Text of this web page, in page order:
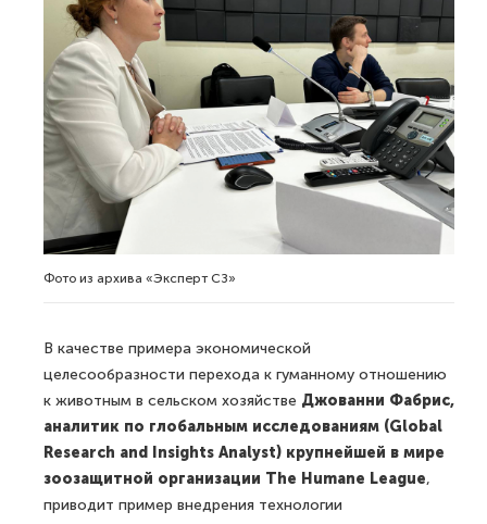
Фото из архива «Эксперт СЗ»
В качестве примера экономической
целесообразности перехода к гуманному отношению
к животным в сельском хозяйстве Джованни Фабрис,
аналитик по глобальным исследованиям (Global
Research and Insights Analyst) крупнейшей в мире
зоозащитной организации The Humane League,
приводит пример внедрения технологии